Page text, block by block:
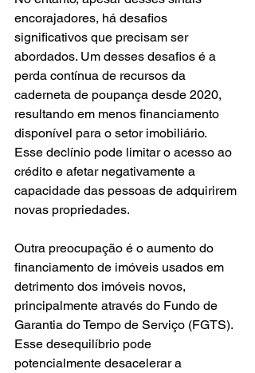
encorajadores, há desafios
significativos que precisam ser
abordados. Um desses desafios é a
perda contínua de recursos da
caderneta de poupança desde 2020,
resultando em menos financiamento
disponível para o setor imobiliário.
Esse declínio pode limitar o acesso ao
crédito e afetar negativamente a
capacidade das pessoas de adquirirem
novas propriedades.
Outra preocupação é o aumento do
financiamento de imóveis usados em
detrimento dos imóveis novos,
principalmente através do Fundo de
Garantia do Tempo de Serviço (FGTS).
Esse desequilíbrio pode
potencialmente desacelerar a